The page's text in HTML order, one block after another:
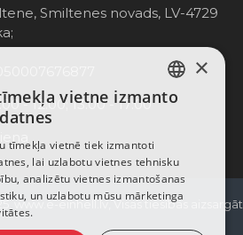
Smiltenes novads, LV-4729
- 12:00; 13:00 - 17:00
www.e-einhell.lv, Visas tiesības
LATVIAN
ENGLISH
×
vietne izmanto
tīmekļa vietnē tiek izmantoti
lai uzlabotu vietnes tehnisku
analizētu vietnes izmantošanas
un uzlabotu mūsu mārketinga